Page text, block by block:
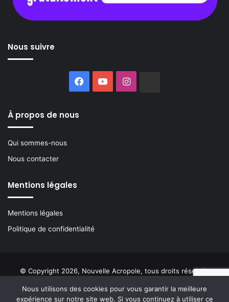
Nous suivre
Facebook
YouTubeInstagram
À propos de nous
Qui sommes-nous
Nous contacter
Mentions légales
Mentions légales
Politique de confidentialité
© Copyright 2026, Nouvelle Acropole, tous droits réservés
FacebookYouTubeInstagramBuzzsprout
Nous utilisons des cookies pour vous garantir la meilleure
expérience sur notre site web. Si vous continuez à utiliser ce